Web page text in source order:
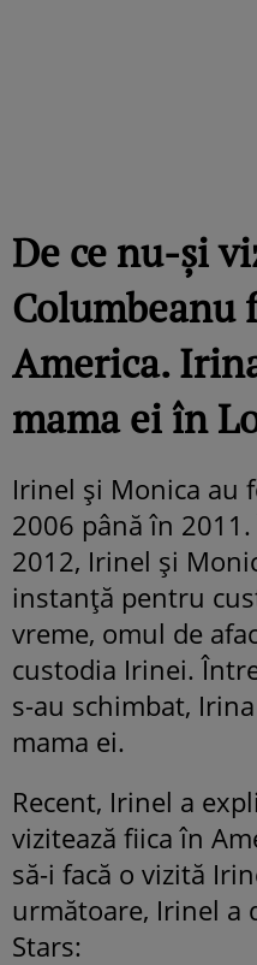
De ce nu-și
Columbeanu
America.
mama ei în
Irinel și Monica au
2006 până în
2012, Irinel și
instanță pentru
vreme, omul de
custodia Irinei.
s-au schimbat,
mama ei.
Recent, Irinel a
vizitează fiica în
să-i facă o vizită
următoare, Irinel a
Stars: